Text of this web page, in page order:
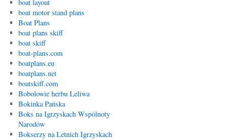
boat layout
boat motor stand plans
Boat Plans
boat plans skiff
boat skiff
boat-plans.com
boatplans.eu
boatplans.net
boatskiff.com
Bobolowie herbu Leliwa
Bokinka Pańska
Boks na Igrzyskach Wspólnoty
Narodów
Bokserzy na Letnich Igrzyskach